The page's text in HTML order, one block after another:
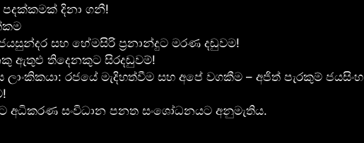
පදක්කමක් දිනා ගනී!
සහ හේමසිරි ප්‍රනාන්දුට මරණ දඬුවම!
ඇතුළු තිදෙනකුට සිරදඬුවම්!
රජයේ මැදිහත්වීම සහ අපේ වගකීම – අජිත් පැරකුම් ජයසිංහ
අධිකරණ සංවිධාන පනත සංශෝධනයට අනුමැතිය.